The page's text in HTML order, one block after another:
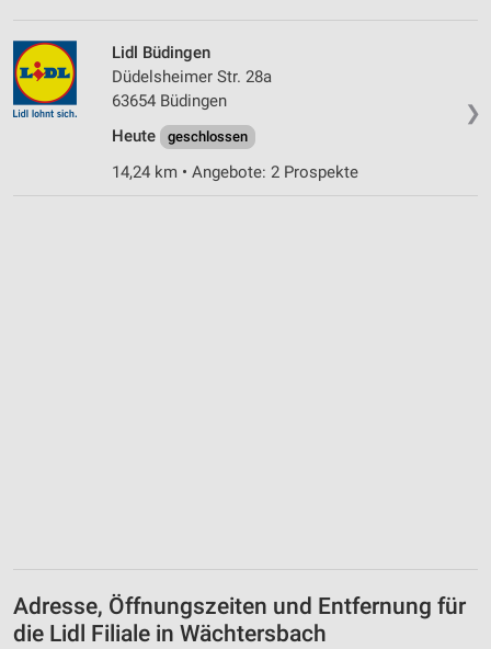
❯
Lidl Büdingen
Düdelsheimer Str. 28a
63654 Büdingen
Heute
geschlossen
14,24 km • Angebote: 2 Prospekte
Adresse, Öffnungszeiten und Entfernung für
die Lidl Filiale in Wächtersbach